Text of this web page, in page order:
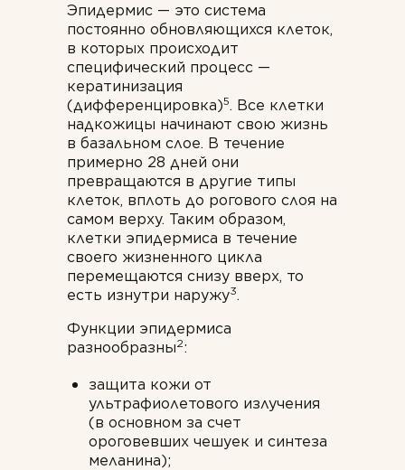
Эпидермис — это система
постоянно обновляющихся клеток,
в которых происходит
специфический процесс —
кератинизация
(дифференцировка)5. Все клетки
надкожицы начинают свою жизнь
в базальном слое. В течение
примерно 28 дней они
превращаются в другие типы
клеток, вплоть до рогового слоя на
самом верху. Таким образом,
клетки эпидермиса в течение
своего жизненного цикла
перемещаются снизу вверх, то
есть изнутри наружу3.
Функции эпидермиса
разнообразны2:
защита кожи от
ультрафиолетового излучения
(в основном за счет
ороговевших чешуек и синтеза
меланина);